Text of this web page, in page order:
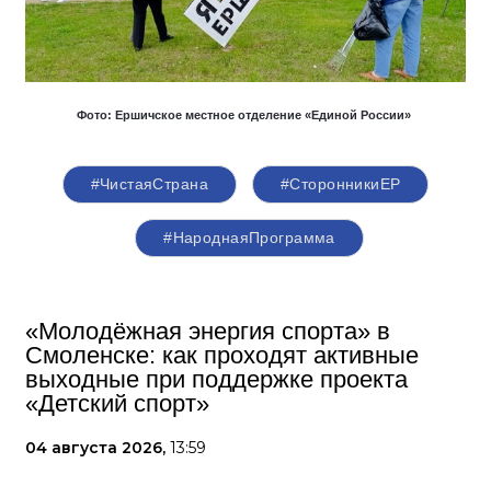
Фото: Ершичское местное отделение «Единой России»
#ЧистаяСтрана #СторонникиЕР
#НароднаяПрограмма
«Молодёжная энергия спорта» в
Смоленске: как проходят активные
выходные при поддержке проекта
«Детский спорт»
04 августа 2026, 13:59